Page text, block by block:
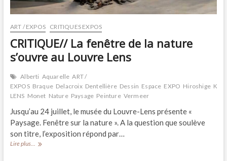
ART / EXPOS CRITIQUES EXPOS
CRITIQUE// La fenêtre de la nature
s’ouvre au Louvre Lens
Alberti Aquarelle ART /
EXPOS Braque Delacroix Dentellière Dessin Espace EXPO Hiroshige
LENS Monet Nature Paysage Peinture Vermeer
Jusqu’au 24 juillet, le musée du Louvre-Lens présente «
Paysage. Fenêtre sur la nature ». A la question que soulève
son titre, l’exposition répond par…
Lire plus... CRITIQUE//